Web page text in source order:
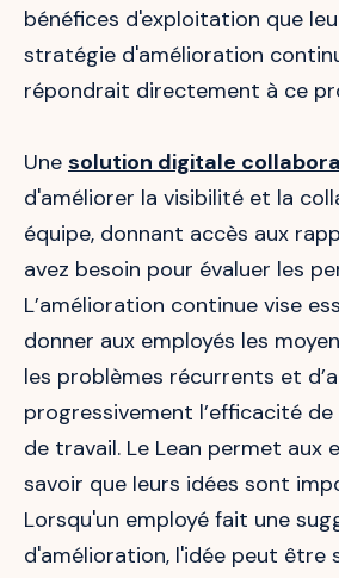
bénéfices d'exploitation que
stratégie d'amélioration
répondrait directement à ce
Une solution digitale
d'améliorer la visibilité et la
équipe, donnant accès aux
avez besoin pour évaluer les
L’amélioration continue vise
donner aux employés les
les problèmes récurrents et
progressivement l’efficacité
de travail. Le Lean permet aux
savoir que leurs idées sont
Lorsqu'un employé fait une
d'amélioration, l'idée peut être